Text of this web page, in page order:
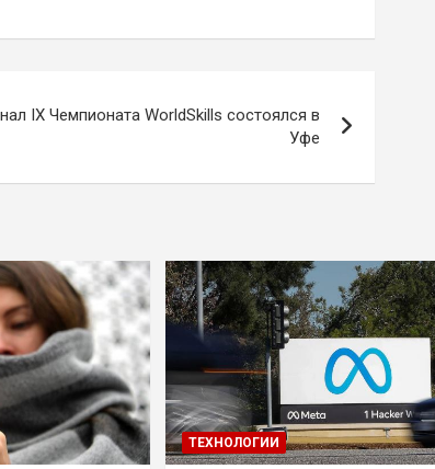
IX Чемпионата WorldSkills состоялся в
Уфе
ТЕХНОЛОГИИ